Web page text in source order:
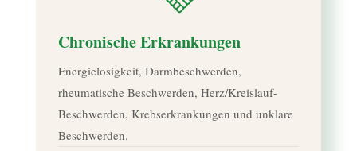
Chronische Erkrankungen
Energielosigkeit, Darmbeschwerden,
rheumatische Beschwerden, Herz/Kreislauf-
Beschwerden, Krebserkrankungen und unklare
Beschwerden.